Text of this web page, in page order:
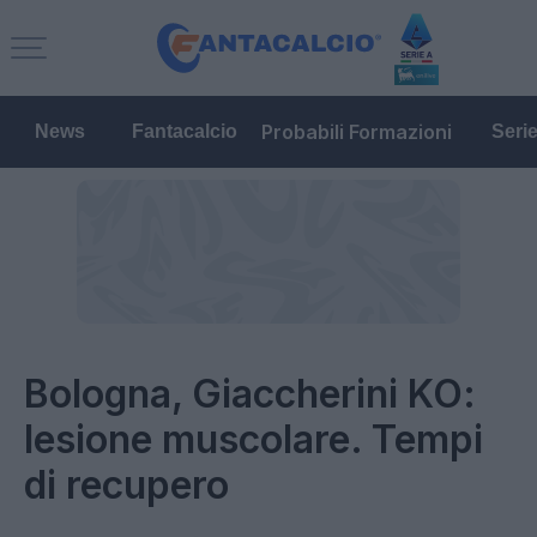
News Fantacalcio Probabili Formazioni
Bologna, Giaccherini KO:
lesione muscolare. Tempi
di recupero